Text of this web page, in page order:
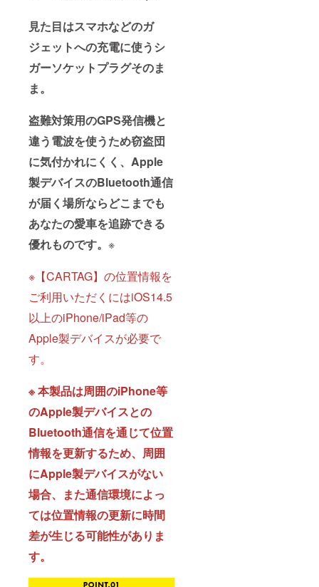
見た目はスマホなどのガ
ジェットへの充電に使うシ
ガーソケットプラグそのま
ま。
盗難対策用のGPS発信機と
違う電波を使うため窃盗団
に気付かれにくく、Apple
製デバイスのBluetooth通信
が届く場所ならどこまでも
あなたの愛車を追跡できる
優れものです。 ※
※【CARTAG】の位置情報を
ご利用いただくにはiOS14.5
以上のiPhone/iPad等の
Apple製デバイスが必要で
す。
※ 本製品は周囲のiPhone等
のApple製デバイスとの
Bluetooth通信を通じて位置
情報を更新するため、周囲
にApple製デバイスがない
場合、また通信環境によっ
ては位置情報の更新に時間
差が生じる可能性がありま
す。